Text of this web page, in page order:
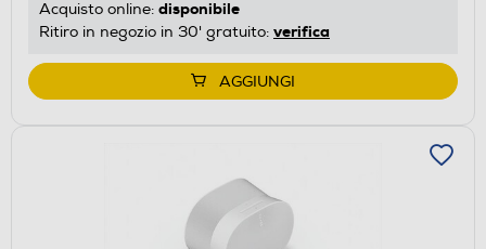
Acquisto online: disponibile
Ritiro in negozio in 30' gratuito: verifica
AGGIUNGI